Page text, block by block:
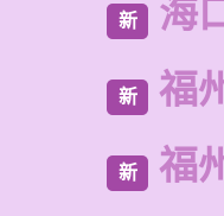
新 海
新 福
新 福